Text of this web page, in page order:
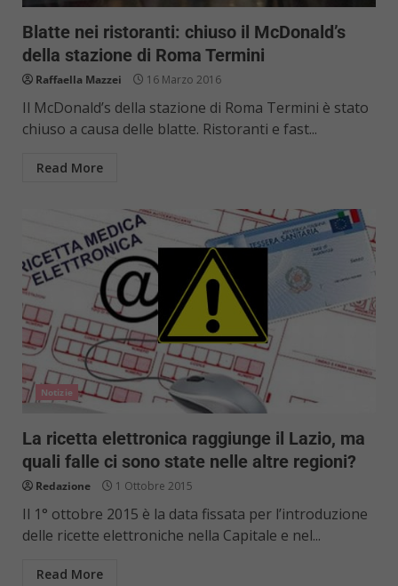
Blatte nei ristoranti: chiuso il McDonald’s
della stazione di Roma Termini
Raffaella Mazzei 16 Marzo 2016
Il McDonald’s della stazione di Roma Termini è stato
chiuso a causa delle blatte. Ristoranti e fast...
Read More
Notizie
La ricetta elettronica raggiunge il Lazio, ma
quali falle ci sono state nelle altre regioni?
Redazione 1 Ottobre 2015
Il 1° ottobre 2015 è la data fissata per l’introduzione
delle ricette elettroniche nella Capitale e nel...
Read More